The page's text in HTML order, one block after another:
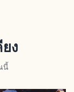
ง
นี้